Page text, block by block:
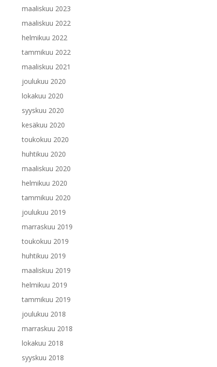
maaliskuu 2023
maaliskuu 2022
helmikuu 2022
tammikuu 2022
maaliskuu 2021
joulukuu 2020
lokakuu 2020
syyskuu 2020
kesäkuu 2020
toukokuu 2020
huhtikuu 2020
maaliskuu 2020
helmikuu 2020
tammikuu 2020
joulukuu 2019
marraskuu 2019
toukokuu 2019
huhtikuu 2019
maaliskuu 2019
helmikuu 2019
tammikuu 2019
joulukuu 2018
marraskuu 2018
lokakuu 2018
syyskuu 2018